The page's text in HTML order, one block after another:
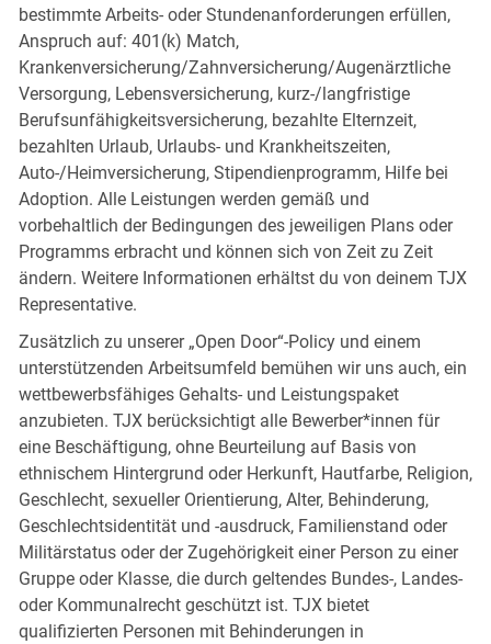
bestimmte Arbeits- oder Stundenanforderungen erfüllen,
Anspruch auf: 401(k) Match,
Krankenversicherung/Zahnversicherung/Augenärztliche
Versorgung, Lebensversicherung, kurz-/langfristige
Berufsunfähigkeitsversicherung, bezahlte Elternzeit,
bezahlten Urlaub, Urlaubs- und Krankheitszeiten,
Auto-/Heimversicherung, Stipendienprogramm, Hilfe bei
Adoption. Alle Leistungen werden gemäß und
vorbehaltlich der Bedingungen des jeweiligen Plans oder
Programms erbracht und können sich von Zeit zu Zeit
ändern. Weitere Informationen erhältst du von deinem TJX
Representative.
Zusätzlich zu unserer „Open Door“-Policy und einem
unterstützenden Arbeitsumfeld bemühen wir uns auch, ein
wettbewerbsfähiges Gehalts- und Leistungspaket
anzubieten. TJX berücksichtigt alle Bewerber*innen für
eine Beschäftigung, ohne Beurteilung auf Basis von
ethnischem Hintergrund oder Herkunft, Hautfarbe, Religion,
Geschlecht, sexueller Orientierung, Alter, Behinderung,
Geschlechtsidentität und -ausdruck, Familienstand oder
Militärstatus oder der Zugehörigkeit einer Person zu einer
Gruppe oder Klasse, die durch geltendes Bundes-, Landes-
oder Kommunalrecht geschützt ist. TJX bietet
qualifizierten Personen mit Behinderungen in